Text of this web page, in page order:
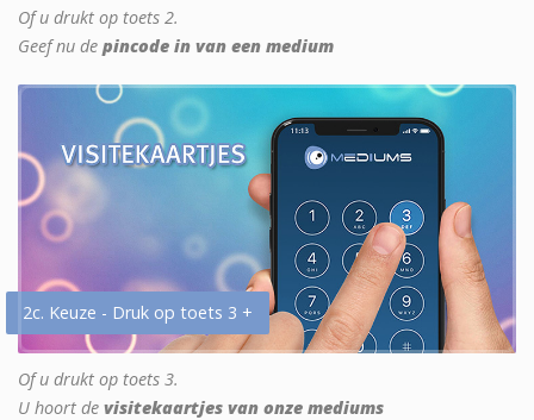
Of u drukt op toets 2.
Geef nu de pincode in van een medium
2c. Keuze - Druk op toets 3 +
Of u drukt op toets 3.
U hoort de visitekaartjes van onze mediums